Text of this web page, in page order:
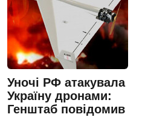
Уночі РФ атакувала
Україну дронами:
Генштаб повідомив